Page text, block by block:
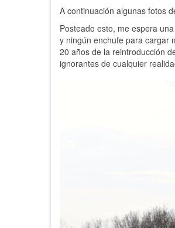
A continuación algunas fotos
Posteado esto, me espera
y ningún enchufe para cargar
20 años de la reintroducción
ignorantes de cualquier